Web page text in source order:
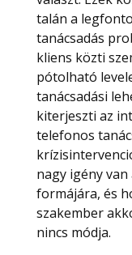
talán a
tanácsadás
kliens közti
pótolható
tanácsadási
kiterjeszti az
telefonos
nagy igény
formájára, és
szakember
nincs módja.